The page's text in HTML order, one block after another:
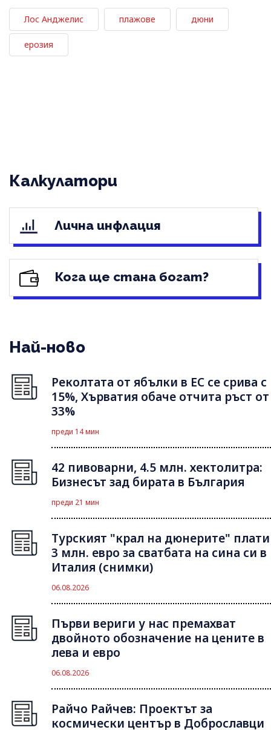
Лос Анджелис плажове дюни
ерозия
Калкулатори
Лична инфлация
Кога ще стана богат?
Най-ново
Реколтата от ябълки в ЕС се срива с
15%, Хърватия обаче отчита ръст от
33%
преди 14 мин
42 пивоварни, 4.5 млн. хектолитра:
Бизнесът зад бирата в България
преди 21 мин
Турският "крал на дюнерите" плати
3 млн. евро за сватбата на сина си в
Италия (снимки)
06.08.2026
Първи вериги у нас премахват
двойното обозначение на цените в
лева и евро
06.08.2026
Райчо Райчев: Проектът за
космически център в Доброславци